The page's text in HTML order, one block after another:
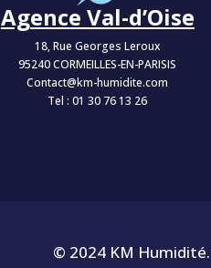
Agence Val-d’Oise
18, Rue Georges Leroux
95240 CORMEILLES-EN-PARISIS
Contact@km-humidite.com
Tel :01 30 76 13 26
© 2024 KM